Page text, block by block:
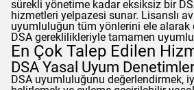
sürekli yönetime kadar eksiksiz bir
hizmetleri yelpazesi sunar. Lisanslı
uyumluluğun tüm yönlerini ele
DSA gereklilikleriyle tamamen uyumlu
En Çok Talep Edilen
DSA Yasal Uyum
DSA uyumluluğunu değerlendirmek,